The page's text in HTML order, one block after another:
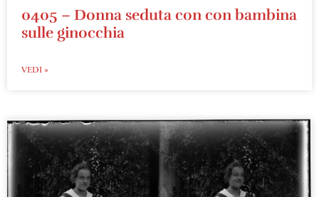
0405 – Donna seduta con con bambina
sulle ginocchia
VEDI »